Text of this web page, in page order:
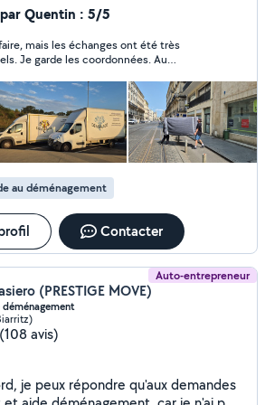
la France, avec une équipe de
et
de notre service. Aucune
ne se fera par simple échange de
un devis de déménagement
fait donc uniquement par
- Le déménagement en
Quentin : 5/5
mais les échanges ont été très
Au
au déménagement
Contacter
Auto-entrepreneur
(PRESTIGE MOVE)
déménagement
(108 avis)
je peux répondre qu'aux demandes